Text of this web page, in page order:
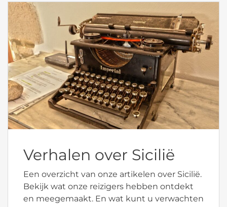
Verhalen over Sicilië
Een overzicht van onze artikelen over Sicilië.
Bekijk wat onze reizigers hebben ontdekt
en meegemaakt. En wat kunt u verwachten